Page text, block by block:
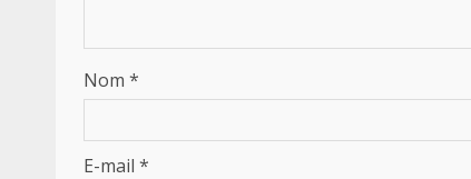
Nom *
E-mail *